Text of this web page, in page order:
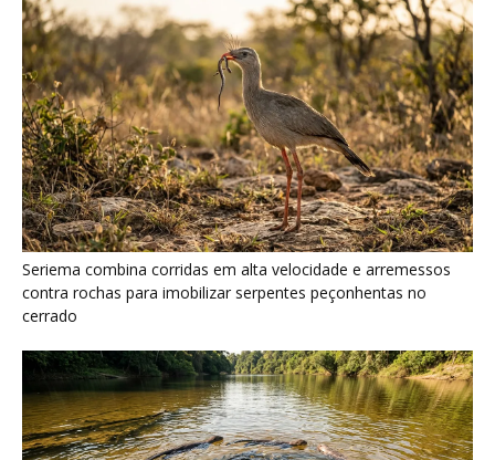
Seriema combina corridas em alta velocidade e arremessos
contra rochas para imobilizar serpentes peçonhentas no
cerrado